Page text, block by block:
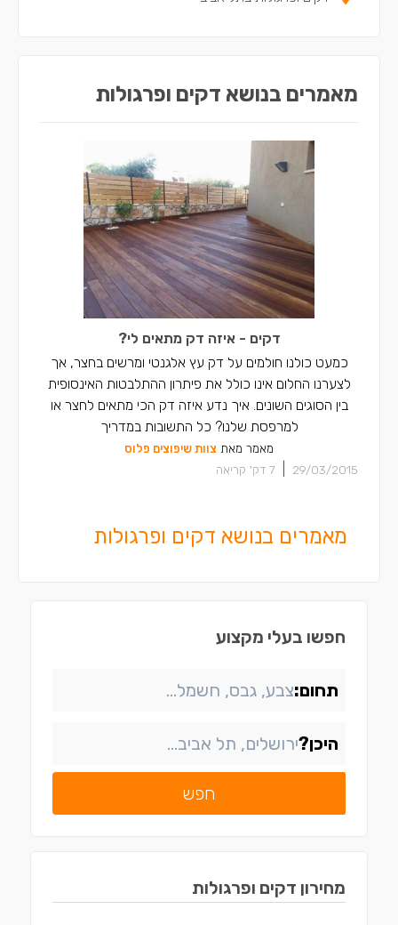
מאמרים בנושא דקים ופרגולות
דקים - איזה דק מתאים לי?
כמעט כולנו חולמים על דק עץ אלגנטי ומרשים בחצר, אך
לצערנו החלום אינו כולל את פיתרון ההתלבטות האינסופית
בין הסוגים השונים. איך נדע איזה דק הכי מתאים לחצר או
למרפסת שלנו? כל התשובות במדריך
מאמר מאת צוות שיפוצים פלוס
29/03/2015
7 דק' קריאה
מאמרים בנושא דקים ופרגולות
חפשו בעלי מקצוע
תחום:
היכן?
חפש
מחירון דקים ופרגולות